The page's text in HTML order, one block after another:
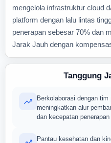
mengelola infrastruktur cloud
platform dengan lalu lintas
penerapan sebesar 70% dan
Jarak Jauh dengan
Tanggung
Berkolaborasi dengan
meningkatkan alur
dan kecepatan penerapan
Pantau kesehatan dan